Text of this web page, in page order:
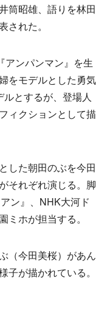
筒昭雄、語りを林田
れた。
ンパンマン』を生
をモデルとした勇気
とするが、登場人
ィクションとして描
した朝田のぶを今田
それぞれ演じる。脚
ン』、NHK大河ド
ミホが担当する。
（今田美桜）があん
子が描かれている。